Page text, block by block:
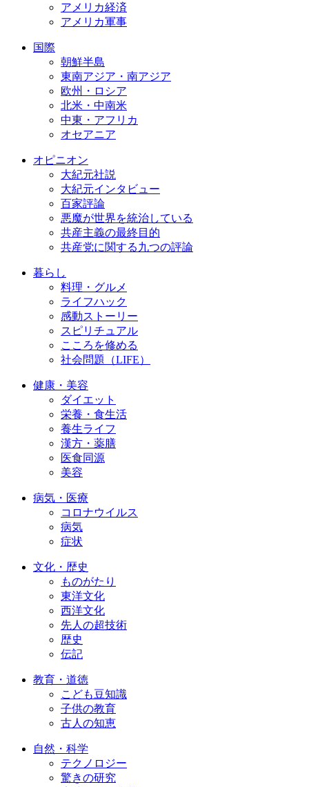
アメリカ経済
アメリカ軍事
国際
朝鮮半島
東南アジア・南アジア
欧州・ロシア
北米・中南米
中東・アフリカ
オセアニア
オピニオン
大紀元社説
大紀元インタビュー
百家評論
悪魔が世界を統治している
共産主義の最終目的
共産党に関する九つの評論
暮らし
料理・グルメ
ライフハック
感動ストーリー
スピリチュアル
こころを修める
社会問題（LIFE）
健康・美容
ダイエット
栄養・食生活
養生ライフ
漢方・薬膳
医食同源
美容
病気・医療
コロナウイルス
病気
症状
文化・歴史
ものがたり
東洋文化
西洋文化
先人の超技術
歴史
伝記
教育・道徳
こども豆知識
子供の教育
古人の知恵
自然・科学
テクノロジー
驚きの研究